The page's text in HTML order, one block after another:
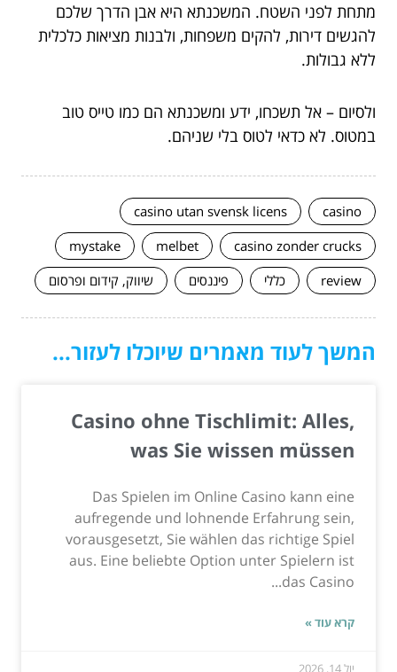
מתחת לפני השטח. המשכנתא היא אבן הדרך שלכם
להגשים דירות, להקים משפחות, ולבנות מציאות כלכלית
ללא גבולות.
ולסיום – אל תשכחו, ידע ומשכנתא הם כמו טייס טוב
במטוס. לא כדאי לטוס בלי שניהם.
casino
casino utan svensk licens
casino zonder crucks
melbet
mystake
review
כללי פיננסים שיווק, קידום ופרסום
המשך לעוד מאמרים שיוכלו לעזור...
Casino ohne Tischlimit: Alles,
was Sie wissen müssen
Das Spielen im Online Casino kann eine
aufregende und lohnende Erfahrung sein,
vorausgesetzt, Sie wählen das richtige Spiel
aus. Eine beliebte Option unter Spielern ist
das Casino...
קרא עוד »
יול 14, 2026